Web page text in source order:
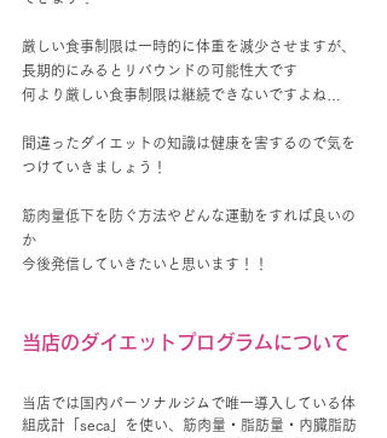
厳しい食事制限は一時的に体重を減少させますが、
長期的にみるとリバウンドの可能性大です
何より厳しい食事制限は継続できないですよね…
間違ったダイエットの知識は健康を害するので気を
つけていきましょう！
筋肉量低下を防ぐ方法やどんな運動をすれば良いの
か
今後発信していきたいと思います！！
当店のダイエットプログラムについて
当店では国内パーソナルジムで唯一導入している体
組成計「seca」を使い、筋肉量・脂肪量・内臓脂肪